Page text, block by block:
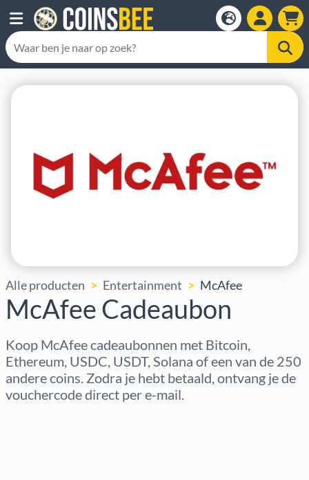
Alle producten Entertainment McAfee
McAfee Cadeaubon
Koop McAfee cadeaubonnen met Bitcoin,
Ethereum, USDC, USDT, Solana of een van de 250
andere coins. Zodra je hebt betaald, ontvang je de
vouchercode direct per e-mail.